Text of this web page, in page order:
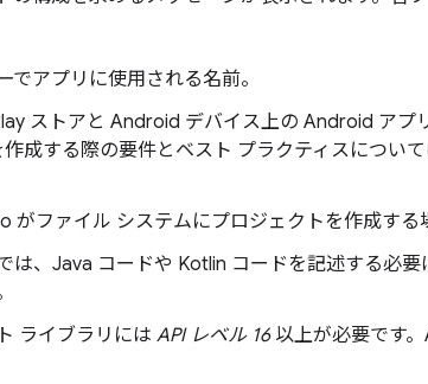
でアプリに使用される名前。
ストアと Android デバイス上の Android アプ
成する際の要件とベスト プラクティスについて
がファイル システムにプロジェクトを作成する
は、Java コードや Kotlin コードを記述する必
ライブラリには API レベル 16以上が必要です